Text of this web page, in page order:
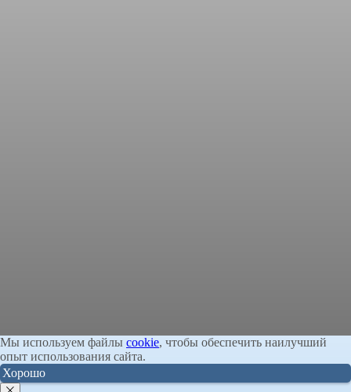
Мы используем файлы cookie, чтобы обеспечить наилучший
опыт использования сайта.
Хорошо